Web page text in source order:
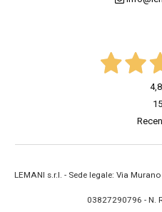
4,8
LEMANI s.r.l. - Sede legale: Via
03827290796 - N.